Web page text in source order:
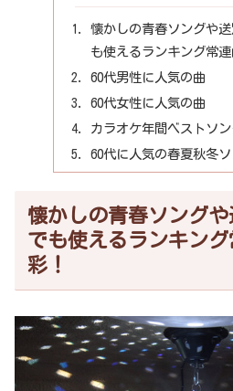
懐かしの青春ソングや
も使えるランキング常連
60代男性に人気の曲
60代女性に人気の曲
カラオケ年間ベストソン
60代に人気の春夏秋冬
懐かしの青春ソング
でも使えるランキン
彩！